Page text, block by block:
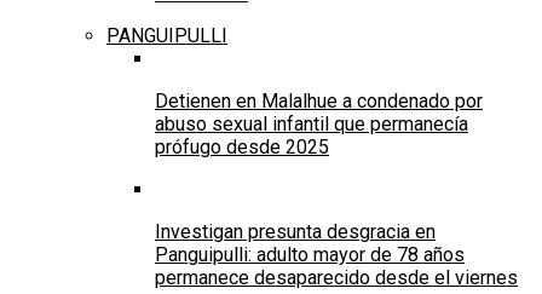
PANGUIPULLI
Detienen en Malalhue a condenado por
abuso sexual infantil que permanecía
prófugo desde 2025
Investigan presunta desgracia en
Panguipulli: adulto mayor de 78 años
permanece desaparecido desde el viernes